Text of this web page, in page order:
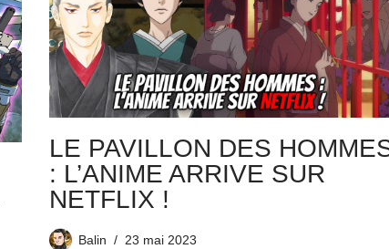
LE PAVILLON DES
: L’ANIME ARRIVE SUR
NETFLIX !
Balin 23 mai 2023